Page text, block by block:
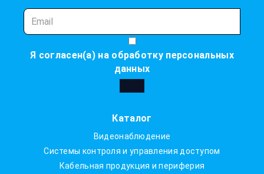
Я согласен(а) на обработку персональных
данных
Каталог
Видеонаблюдение
Системы контроля и управления доступом
Кабельная продукция и периферия